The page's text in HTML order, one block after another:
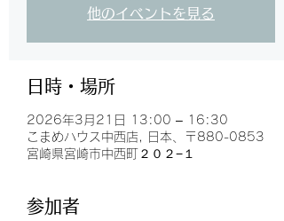
他のイベントを見る
日時・場所
2026年3月21日 13:00 – 16:30
こまめハウス中西店, 日本、〒880-0853
宮崎県宮崎市中西町２０２−１
参加者